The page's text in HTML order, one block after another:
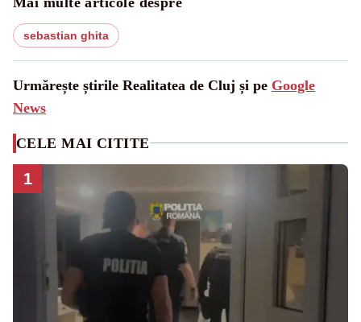
sebastian ghita
Urmărește știrile Realitatea de Cluj și pe Google
News
CELE MAI CITITE
1